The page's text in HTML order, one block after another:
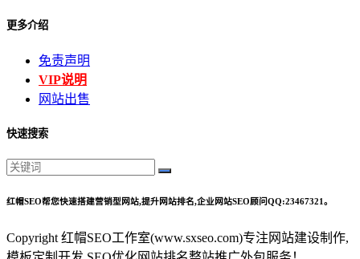
更多介绍
免责声明
VIP说明
网站出售
快速搜索
红帽SEO帮您快速搭建营销型网站,提升网站排名,企业网站SEO顾问QQ:23467321。
Copyright 红帽SEO工作室(www.sxseo.com)专注网站建设制作,